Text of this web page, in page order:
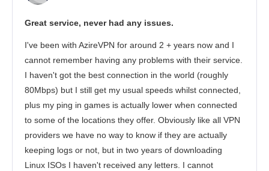
Great service, never had any issues.
I've been with AzireVPN for around 2 + years now and I
cannot remember having any problems with their service.
I haven't got the best connection in the world (roughly
80Mbps) but I still get my usual speeds whilst connected,
plus my ping in games is actually lower when connected
to some of the locations they offer. Obviously like all VPN
providers we have no way to know if they are actually
keeping logs or not, but in two years of downloading
Linux ISOs I haven't received any letters. I cannot